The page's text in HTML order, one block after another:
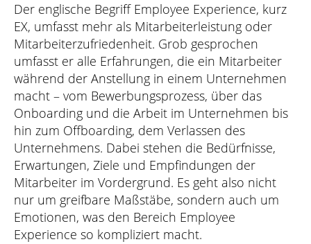
Der englische Begriff Employee Experience, kurz
EX, umfasst mehr als Mitarbeiterleistung oder
Mitarbeiterzufriedenheit. Grob gesprochen
umfasst er alle Erfahrungen, die ein Mitarbeiter
während der Anstellung in einem Unternehmen
macht – vom Bewerbungsprozess, über das
Onboarding und die Arbeit im Unternehmen bis
hin zum Offboarding, dem Verlassen des
Unternehmens. Dabei stehen die Bedürfnisse,
Erwartungen, Ziele und Empfindungen der
Mitarbeiter im Vordergrund. Es geht also nicht
nur um greifbare Maßstäbe, sondern auch um
Emotionen, was den Bereich Employee
Experience so kompliziert macht.